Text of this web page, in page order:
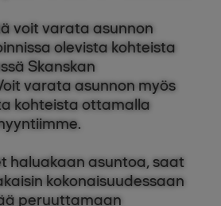
voit varata asunnon
olevista kohteista
Skanskan
varata asunnon myös
kohteista ottamalla
haluakaan asuntoa, saat
kokonaisuudessaan
peruuttamaan